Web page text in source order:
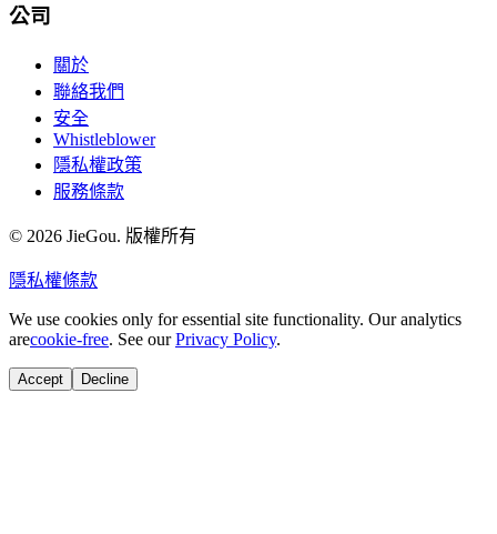
公司
關於
聯絡我們
安全
Whistleblower
隱私權政策
服務條款
© 2026 JieGou. 版權所有
隱私權條款
We use cookies only for essential site functionality. Our analytics
arecookie-free. See ourPrivacy Policy.
Accept Decline